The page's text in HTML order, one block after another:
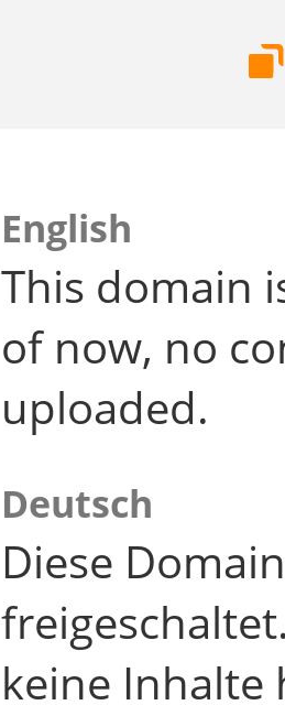
English
This domain
of now, no
uploaded.
Deutsch
Diese
keine Inhalte